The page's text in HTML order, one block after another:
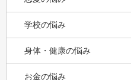
学校の悩み
身体・健康の悩み
お金の悩み